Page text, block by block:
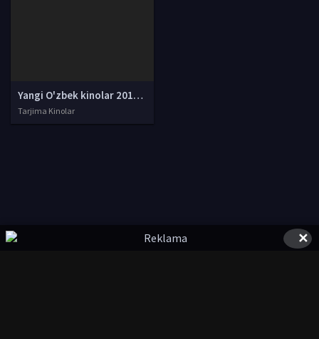
Yangi O'zbek kinolar 2010-2011-2012-2013-2014-2015-2016-2017-2018-2019-2020-2021-2022-2023-2024-2025 O'zbek tilida Uzbek tarjima Full HD
Tarjima Kinolar
✕